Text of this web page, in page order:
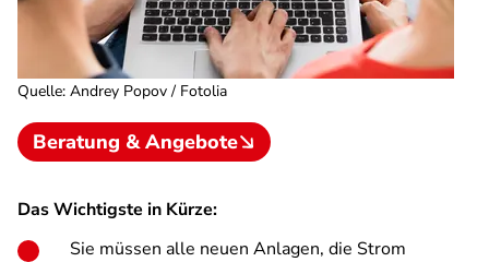
Quelle: Andrey Popov / Fotolia
Beratung & Angebote
Das Wichtigste in Kürze:
Sie müssen alle neuen Anlagen, die Strom